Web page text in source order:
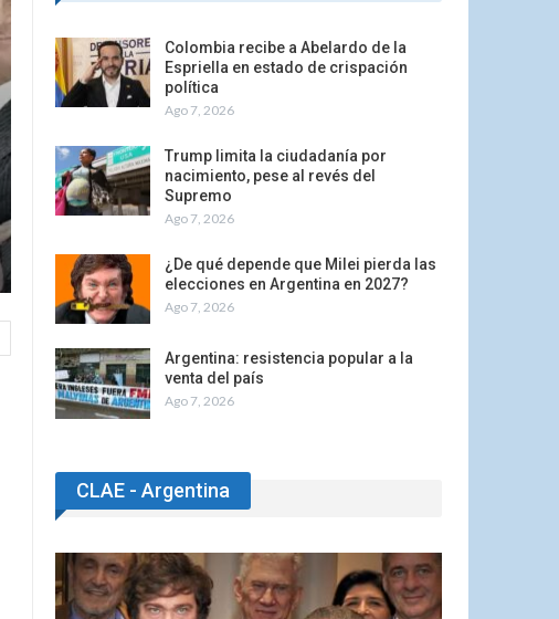
Colombia recibe a Abelardo de la
Espriella en estado de crispación
política
Ago 7, 2026
Trump limita la ciudadanía por
nacimiento, pese al revés del
Supremo
Ago 7, 2026
¿De qué depende que Milei pierda las
elecciones en Argentina en 2027?
Ago 7, 2026
Argentina: resistencia popular a la
venta del país
Ago 7, 2026
CLAE - Argentina